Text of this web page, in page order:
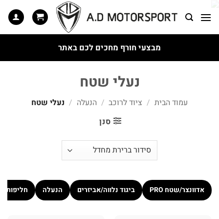
מבצעי חורף מחכים לכם באתר
נעלי שטח
עמוד הבית / ציוד לרוכב / הנעלה / נעלי שטח
סנן
אדוונצר/שטח PRO ביגוד נלווה/אביזרים הנעלה חליפות